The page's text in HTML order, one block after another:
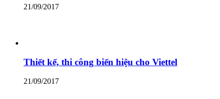
21/09/2017
Thiết kế, thi công biển hiệu cho Viettel
21/09/2017